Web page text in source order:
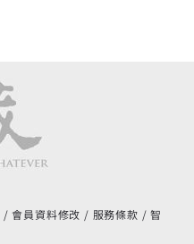
會員資料修改 服務條款 智